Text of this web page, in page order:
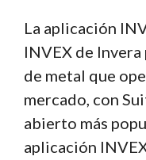
La aplicación
INVEX de
de metal que
mercado, con
abierto más
aplicación